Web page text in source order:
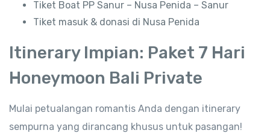
Tiket Boat PP Sanur – Nusa Penida – Sanur
Tiket masuk & donasi di Nusa Penida
Itinerary Impian: Paket 7 Hari
Honeymoon Bali Private
Mulai petualangan romantis Anda dengan itinerary
sempurna yang dirancang khusus untuk pasangan!